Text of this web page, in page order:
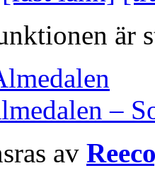
är
–
av